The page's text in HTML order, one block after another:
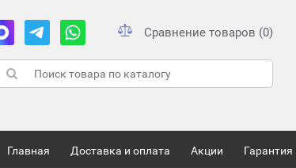
Сравнение товаров (0)
Главная Доставка и оплата Акции Гарантия